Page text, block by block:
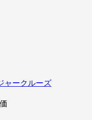
ャークルーズ